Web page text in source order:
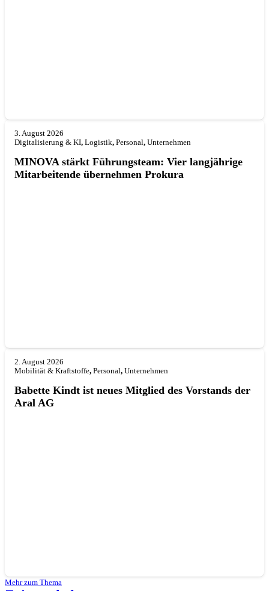
3. August 2026
Digitalisierung & KI, Logistik, Personal, Unternehmen
MINOVA stärkt Führungsteam: Vier langjährige
Mitarbeitende übernehmen Prokura
2. August 2026
Mobilität & Kraftstoffe, Personal, Unternehmen
Babette Kindt ist neues Mitglied des Vorstands der
Aral AG
Mehr zum Thema